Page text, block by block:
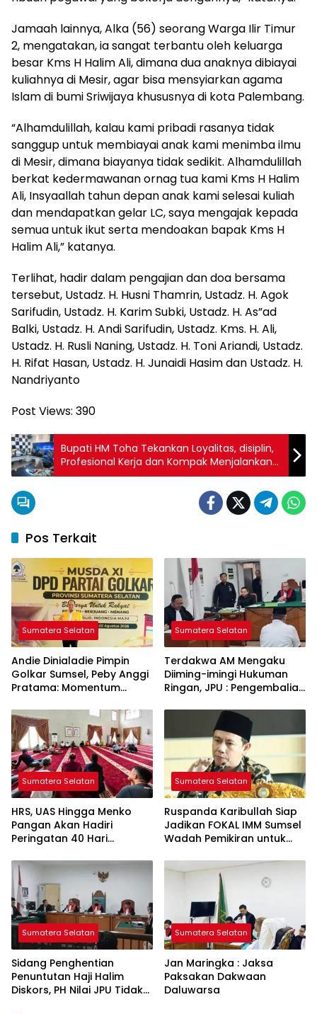
Jamaah lainnya, Alka (56) seorang Warga Ilir Timur
2, mengatakan, ia sangat terbantu oleh keluarga
besar Kms H Halim Ali, dimana dua anaknya dibiayai
kuliahnya di Mesir, agar bisa mensyiarkan agama
Islam di bumi Sriwijaya khususnya di kota Palembang.
“Alhamdulillah, kalau kami pribadi rasanya tidak
sanggup untuk membiayai anak kami menimba ilmu
di Mesir, dimana biayanya tidak sedikit. Alhamdulillah
berkat kedermawanan ornag tua kami Kms H Halim
Ali, Insyaallah tahun depan anak kami selesai kuliah
dan mendapatkan gelar LC, saya mengajak kepada
semua untuk ikut serta mendoakan bapak Kms H
Halim Ali,” katanya.
Terlihat, hadir dalam pengajian dan doa bersama
tersebut, Ustadz. H. Husni Thamrin, Ustadz. H. Agok
Sarifudin, Ustadz. H. Karim Subki, Ustadz. H. As”ad
Balki, Ustadz. H. Andi Sarifudin, Ustadz. Kms. H. Ali,
Ustadz. H. Rusli Naning, Ustadz. H. Toni Ariandi, Ustadz.
H. Rifat Hasan, Ustadz. H. Junaidi Hasim dan Ustadz. H.
Nandriyanto
Post Views: 390
Bupati HM Toha Tekankan Loyalitas, disiplin,
Profesional Kerja dan Kompak Menjalankan
Visi Muba Maju Lebih Cepat
Pos Terkait
Sumatera Selatan
Andie Dinialadie Pimpin
Golkar Sumsel, Peby Anggi
Pratama: Momentum
Sumatera Selatan
Terdakwa AM Mengaku
Diiming-imingi Hukuman
Ringan, JPU : Pengembalian
Perkara
Sumatera Selatan
HRS, UAS Hingga Menko
Pangan Akan Hadiri
Peringatan 40 Hari
Sumatera Selatan
Ruspanda Karibullah Siap
Jadikan FOKAL IMM Sumsel
Wadah Pemikiran untuk
Sumatera Selatan
Sidang Penghentian
Penuntutan Haji Halim
Diskors, PH Nilai JPU Tidak
Sumatera Selatan
Jan Maringka : Jaksa
Paksakan Dakwaan
Daluwarsa